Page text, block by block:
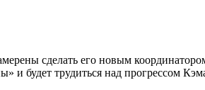
сделать его новым
и будет трудиться над прогрессом